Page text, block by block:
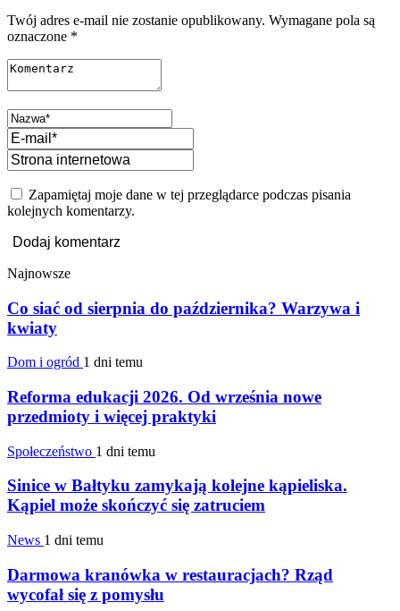
Twój adres e-mail nie zostanie opublikowany. Wymagane pola są
oznaczone *
Zapamiętaj moje dane w tej przeglądarce podczas pisania
kolejnych komentarzy.
Najnowsze
Co siać od sierpnia do października? Warzywa i
kwiaty
Dom i ogród 1 dni temu
Reforma edukacji 2026. Od września nowe
przedmioty i więcej praktyki
Społeczeństwo 1 dni temu
Sinice w Bałtyku zamykają kolejne kąpieliska.
Kąpiel może skończyć się zatruciem
News 1 dni temu
Darmowa kranówka w restauracjach? Rząd
wycofał się z pomysłu